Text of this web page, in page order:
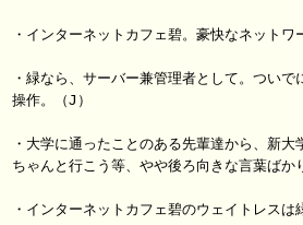
・インターネットカフェ碧。豪快なネットワ
・緑なら、サーバー兼管理者として。つい
操作。（J）
・大学に通ったことのある先輩達から、新
ちゃんと行こう等、やや後ろ向きな言葉ばか
・インターネットカフェ碧のウェイトレスは